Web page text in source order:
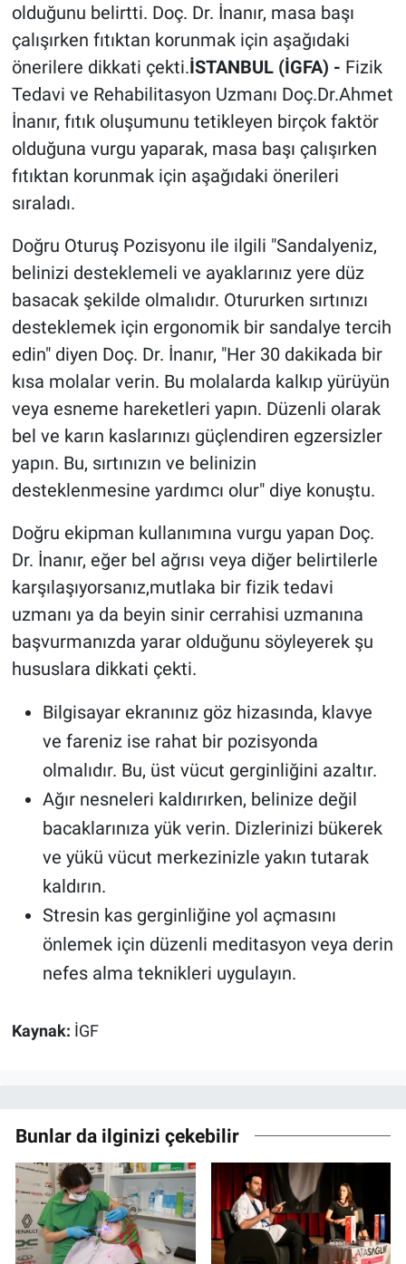
olduğunu belirtti. Doç. Dr. İnanır, masa başı
çalışırken fıtıktan korunmak için aşağıdaki
önerilere dikkati çekti.İSTANBUL (İGFA) - Fizik
Tedavi ve Rehabilitasyon Uzmanı Doç.Dr.Ahmet
İnanır, fıtık oluşumunu tetikleyen birçok faktör
olduğuna vurgu yaparak, masa başı çalışırken
fıtıktan korunmak için aşağıdaki önerileri
sıraladı.
Doğru Oturuş Pozisyonu ile ilgili "Sandalyeniz,
belinizi desteklemeli ve ayaklarınız yere düz
basacak şekilde olmalıdır. Otururken sırtınızı
desteklemek için ergonomik bir sandalye tercih
edin" diyen Doç. Dr. İnanır, "Her 30 dakikada bir
kısa molalar verin. Bu molalarda kalkıp yürüyün
veya esneme hareketleri yapın. Düzenli olarak
bel ve karın kaslarınızı güçlendiren egzersizler
yapın. Bu, sırtınızın ve belinizin
desteklenmesine yardımcı olur" diye konuştu.
Doğru ekipman kullanımına vurgu yapan Doç.
Dr. İnanır, eğer bel ağrısı veya diğer belirtilerle
karşılaşıyorsanız,mutlaka bir fizik tedavi
uzmanı ya da beyin sinir cerrahisi uzmanına
başvurmanızda yarar olduğunu söyleyerek şu
hususlara dikkati çekti.
Bilgisayar ekranınız göz hizasında, klavye
ve fareniz ise rahat bir pozisyonda
olmalıdır. Bu, üst vücut gerginliğini azaltır.
Ağır nesneleri kaldırırken, belinize değil
bacaklarınıza yük verin. Dizlerinizi bükerek
ve yükü vücut merkezinizle yakın tutarak
kaldırın.
Stresin kas gerginliğine yol açmasını
önlemek için düzenli meditasyon veya derin
nefes alma teknikleri uygulayın.
Kaynak: İGF
Bunlar da ilginizi çekebilir